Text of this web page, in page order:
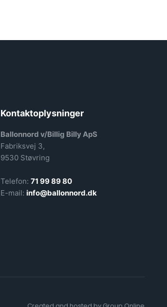
Kontaktoplysninger
Ballonnord v/Billig Billy ApS
Fabriksvej 3,
9530 Støvring
Telefon:71 99 89 80
E-mail:info@ballonnord.dk